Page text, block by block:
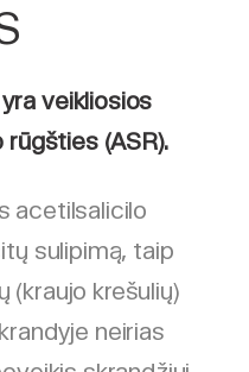
veikliosios
(ASR).
acetilsalicilo
sulipimą, taip
(kraujo krešulių)
neirias